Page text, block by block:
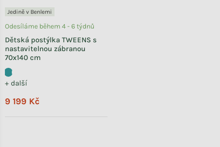
Jedině v Benlemi
Dětská postýlka TWEENS s
nastavitelnou zábranou
70x140 cm
+ další
Odesíláme během 4 - 6 týdnů
9 199 Kč